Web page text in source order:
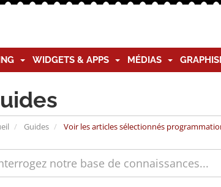
WIDGETS & APPS MÉDIAS
Guides Voir les articles sélectionnés